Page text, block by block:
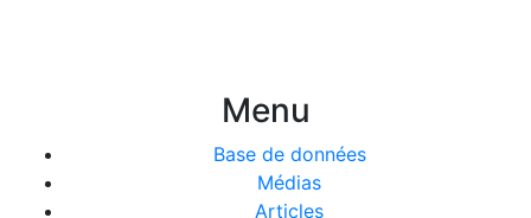
Menu
Base de données
Médias
Articles